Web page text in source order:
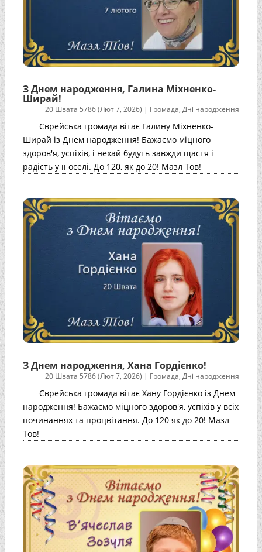
З Днем народження, Галина Міхненко-
Ширай!
20 Швата 5786 (Лют 7, 2026) | Громада,Дні народження
Єврейська громада вітає Галину Міхненко-
Ширай із Днем народження! Бажаємо міцного
здоров'я, успіхів, і нехай будуть завжди щастя і
радість у її оселі. До 120, як до 20! Мазл Тов!
З Днем народження, Хана Гордієнко!
20 Швата 5786 (Лют 7, 2026) | Громада,Дні народження
Єврейська громада вітає Хану Гордієнко із Днем
народження! Бажаємо міцного здоров'я, успіхів у всіх
починаннях та процвітання. До 120 як до 20! Мазл
Тов!